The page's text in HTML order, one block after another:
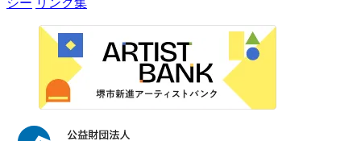
シー リンク集